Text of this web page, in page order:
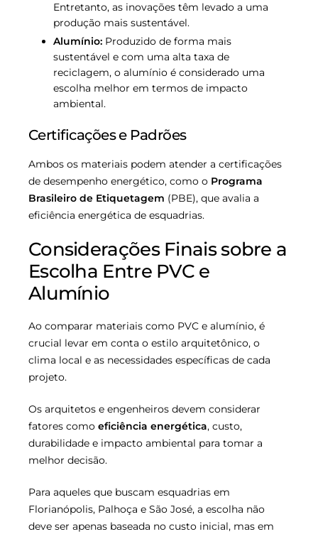
Entretanto, as inovações têm levado a uma
produção mais sustentável.
Alumínio: Produzido de forma mais
sustentável e com uma alta taxa de
reciclagem, o alumínio é considerado uma
escolha melhor em termos de impacto
ambiental.
Certificações e Padrões
Ambos os materiais podem atender a certificações
de desempenho energético, como o Programa
Brasileiro de Etiquetagem (PBE), que avalia a
eficiência energética de esquadrias.
Considerações Finais sobre a
Escolha Entre PVC e
Alumínio
Ao comparar materiais como PVC e alumínio, é
crucial levar em conta o estilo arquitetônico, o
clima local e as necessidades específicas de cada
projeto.
Os arquitetos e engenheiros devem considerar
fatores como eficiência energética, custo,
durabilidade e impacto ambiental para tomar a
melhor decisão.
Para aqueles que buscam esquadrias em
Florianópolis, Palhoça e São José, a escolha não
deve ser apenas baseada no custo inicial, mas em